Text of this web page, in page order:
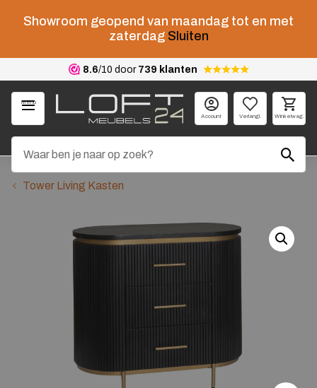
Showroom geopend van maandag tot en met
zaterdag Sluiten
8.6/10 door 739 klanten
Menu
Account Verlangl. Winkelwag.
Tower Living Kasten